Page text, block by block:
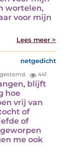
wortelen,
voor mijn
Lees meer >
netgedicht
441
blijft
hoe
vrij van
of
of
me ook